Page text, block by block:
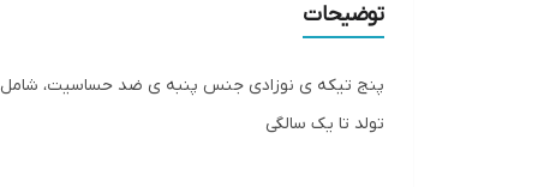
توضیحات
تولد تا یک سالگی